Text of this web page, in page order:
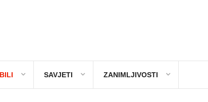
SAVJETI ZANIMLJIVOSTI